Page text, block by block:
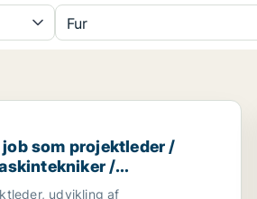
Fur
som projektleder / driftsleder /
som projektleder /
/
/ produktionschef
udvikling af